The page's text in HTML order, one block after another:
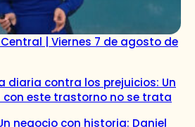
| Viernes 7 de agosto de
diaria contra los prejuicios: Un
con este trastorno no se trata
negocio con historia: Daniel